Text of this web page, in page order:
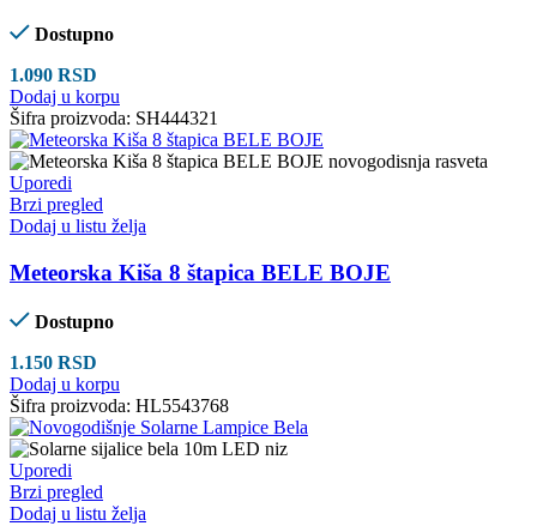
Dostupno
1.090 RSD
Dodaj u korpu
Šifra proizvoda: SH444321
Uporedi
Brzi pregled
Dodaj u listu želja
Meteorska Kiša 8 štapica BELE BOJE
Dostupno
1.150 RSD
Dodaj u korpu
Šifra proizvoda: HL5543768
Uporedi
Brzi pregled
Dodaj u listu želja